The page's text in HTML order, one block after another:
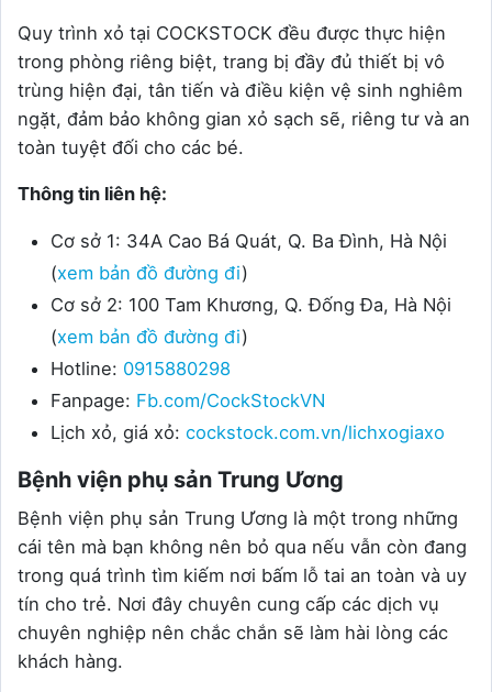
Quy trình xỏ tại COCKSTOCK đều được thực hiện
trong phòng riêng biệt, trang bị đầy đủ thiết bị vô
trùng hiện đại, tân tiến và điều kiện vệ sinh nghiêm
ngặt, đảm bảo không gian xỏ sạch sẽ, riêng tư và an
toàn tuyệt đối cho các bé.
Thông tin liên hệ:
Cơ sở 1: 34A Cao Bá Quát, Q. Ba Đình, Hà Nội
(xem bản đồ đường đi)
Cơ sở 2: 100 Tam Khương, Q. Đống Đa, Hà Nội
(xem bản đồ đường đi)
Hotline: 0915880298
Fanpage: Fb.com/CockStockVN
Lịch xỏ, giá xỏ: cockstock.com.vn/lichxogiaxo
Bệnh viện phụ sản Trung Ương
Bệnh viện phụ sản Trung Ương là một trong những
cái tên mà bạn không nên bỏ qua nếu vẫn còn đang
trong quá trình tìm kiếm nơi bấm lỗ tai an toàn và uy
tín cho trẻ. Nơi đây chuyên cung cấp các dịch vụ
chuyên nghiệp nên chắc chắn sẽ làm hài lòng các
khách hàng.